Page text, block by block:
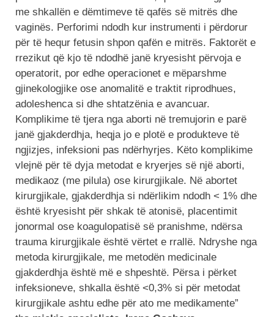
me shkallën e dëmtimeve të qafës së mitrës dhe
vaginës. Perforimi ndodh kur instrumenti i përdorur
për të hequr fetusin shpon qafën e mitrës. Faktorët e
rrezikut që kjo të ndodhë janë kryesisht përvoja e
operatorit, por edhe operacionet e mëparshme
gjinekologjike ose anomalitë e traktit riprodhues,
adoleshenca si dhe shtatzënia e avancuar.
Komplikime të tjera nga aborti në tremujorin e parë
janë gjakderdhja, heqja jo e plotë e produkteve të
ngjizjes, infeksioni pas ndërhyrjes. Këto komplikime
vlejnë për të dyja metodat e kryerjes së një aborti,
medikaoz (me pilula) ose kirurgjikale. Në abortet
kirurgjikale, gjakderdhja si ndërlikim ndodh < 1% dhe
është kryesisht për shkak të atonisë, placentimit
jonormal ose koagulopatisë së pranishme, ndërsa
trauma kirurgjikale është vërtet e rrallë. Ndryshe nga
metoda kirurgjikale, me metodën medicinale
gjakderdhja është më e shpeshtë. Përsa i përket
infeksioneve, shkalla është <0,3% si për metodat
kirurgjikale ashtu edhe për ato me medikamente”